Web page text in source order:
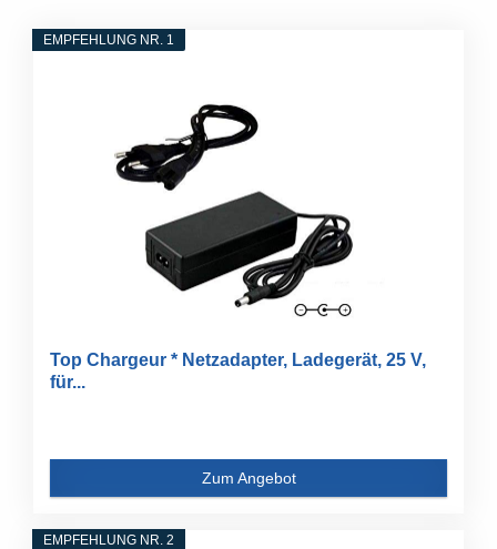
EMPFEHLUNG NR. 1
Top Chargeur * Netzadapter, Ladegerät, 25 V,
für...
Zum Angebot
EMPFEHLUNG NR. 2